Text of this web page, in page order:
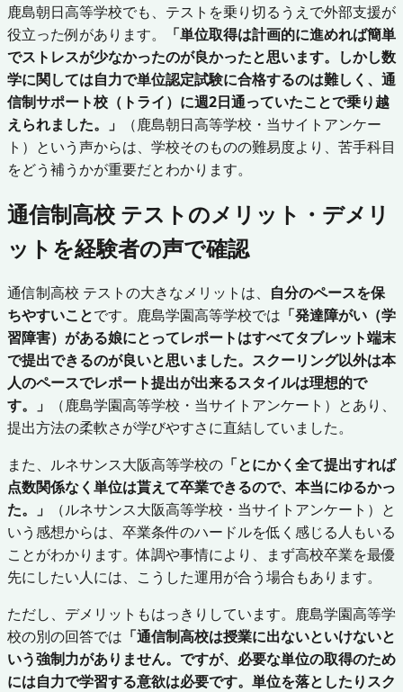
鹿島朝日高等学校でも、テストを乗り切るうえで外部支援が
役立った例があります。
「単位取得は計画的に進めれば簡単
でストレスが少なかったのが良かったと思います。しかし数
学に関しては自力で単位認定試験に合格するのは難しく、通
信制サポート校（トライ）に週2日通っていたことで乗り越
えられました。」
（鹿島朝日高等学校・当サイトアンケー
ト）という声からは、学校そのものの難易度より、苦手科目
をどう補うかが重要だとわかります。
通信制高校 テストのメリット・デメリ
ットを経験者の声で確認
通信制高校 テストの大きなメリットは、 自分のペースを保
ちやすいことです。鹿島学園高等学校では 「発達障がい（学
習障害）がある娘にとってレポートはすべてタブレット端末
で提出できるのが良いと思いました。スクーリング以外は本
人のペースでレポート提出が出来るスタイルは理想的で
す。」
（鹿島学園高等学校・当サイトアンケート）とあり、
提出方法の柔軟さが学びやすさに直結していました。
また、ルネサンス大阪高等学校の 「とにかく全て提出すれば
点数関係なく単位は貰えて卒業できるので、本当にゆるかっ
た。」
（ルネサンス大阪高等学校・当サイトアンケート）と
いう感想からは、卒業条件のハードルを低く感じる人もいる
ことがわかります。体調や事情により、まず高校卒業を最優
先にしたい人には、こうした運用が合う場合もあります。
ただし、デメリットもはっきりしています。鹿島学園高等学
校の別の回答では 「通信制高校は授業に出ないといけないと
いう強制力がありません。ですが、必要な単位の取得のため
には自力で学習する意欲は必要です。単位を落としたりスク